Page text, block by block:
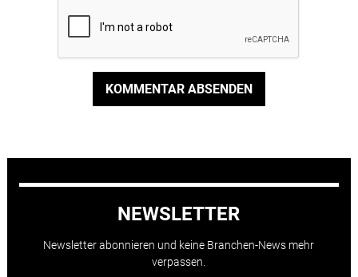
KOMMENTAR ABSENDEN
NEWSLETTER
Newsletter abonnieren und keine Branchen-News mehr
verpassen.